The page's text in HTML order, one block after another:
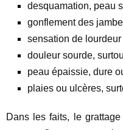
desquamation, peau
gonflement des
sensation de
douleur sourde,
peau épaissie, dure
plaies ou ulcères,
Dans les faits, le